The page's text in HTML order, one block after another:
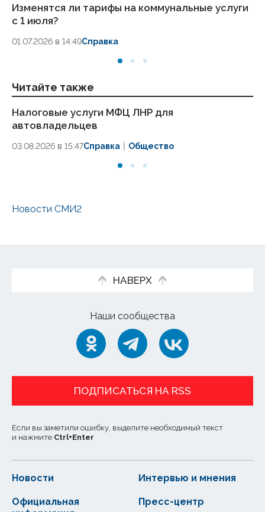
Изменятся ли тарифы на коммунальные услуги
с 1 июля?
01.07.2026 в 14:49Справка
Читайте также
Налоговые услуги МФЦ ЛНР для
автовладельцев
03.08.2026 в 15:47Справка Общество
Новости СМИ2
НАВЕРХ
Наши сообщества
ПОДПИСАТЬСЯ НА RSS
Если вы заметили ошибку, выделите необходимый текст
и нажмите Ctrl+Enter
Новости
Официальная
Интервью и мнения
Пресс-центр